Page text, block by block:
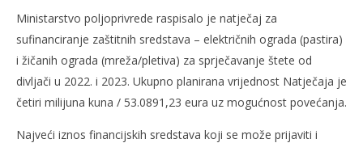
Za sprječavanje štete od divljači četiri milijuna
kuna
14.12.2022.
slatina.net
Ministarstvo poljoprivrede raspisalo je natječaj za
sufinanciranje zaštitnih sredstava – električnih ograda (pastira)
i žičanih ograda (mreža/pletiva) za sprječavanje štete od
divljači u 2022. i 2023. Ukupno planirana vrijednost Natječaja je
četiri milijuna kuna / 53.0891,23 eura uz mogućnost povećanja.
Najveći iznos financijskih sredstava koji se može prijaviti i